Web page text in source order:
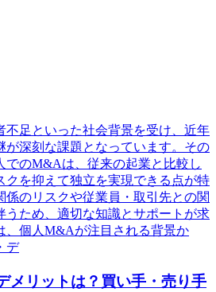
不足といった社会背景を受け、近年
が深刻な課題となっています。その
でのM&Aは、従来の起業と比較し
クを抑えて独立を実現できる点が特
係のリスクや従業員・取引先との関
うため、適切な知識とサポートが求
、個人M&Aが注目される背景か
デ
メリットは？買い手・売り手